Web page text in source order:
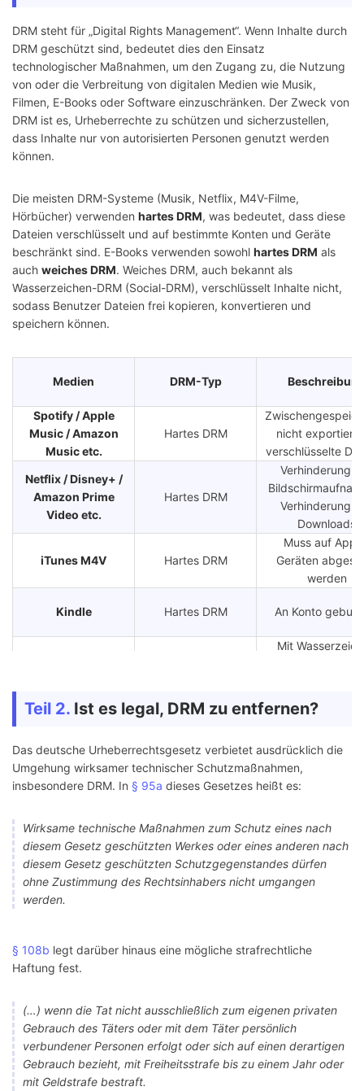
DRM steht für „Digital Rights Management“. Wenn Inhalte durch
DRM geschützt sind, bedeutet dies den Einsatz
technologischer Maßnahmen, um den Zugang zu, die Nutzung
von oder die Verbreitung von digitalen Medien wie Musik,
Filmen, E-Books oder Software einzuschränken. Der Zweck von
DRM ist es, Urheberrechte zu schützen und sicherzustellen,
dass Inhalte nur von autorisierten Personen genutzt werden
können.
Die meisten DRM-Systeme (Musik, Netflix, M4V-Filme,
Hörbücher) verwenden hartes DRM, was bedeutet, dass diese
Dateien verschlüsselt und auf bestimmte Konten und Geräte
beschränkt sind. E-Books verwenden sowohl hartes DRM als
auch weiches DRM. Weiches DRM, auch bekannt als
Wasserzeichen-DRM (Social-DRM), verschlüsselt Inhalte nicht,
sodass Benutzer Dateien frei kopieren, konvertieren und
speichern können.
Medien DRM-Typ
Spotify / Apple
Music / Amazon
Music etc.
Hartes DRM
nicht
verschlüsselte
Netflix / Disney+ /
Amazon Prime
Video etc.
Hartes DRM
Verhinderung
Verhinderung
Downloads
iTunes M4V Hartes DRM
Muss auf
Geräten
werden
Kindle Hartes DRM An Konto
Mit
Audible Hartes DRM
Verschlüsseltes
Teil 2. Ist es legal, DRM zu entfernen?
Das deutsche Urheberrechtsgesetz verbietet ausdrücklich die
Umgehung wirksamer technischer Schutzmaßnahmen,
insbesondere DRM. In § 95a dieses Gesetzes heißt es:
Wirksame technische Maßnahmen zum Schutz eines nach
diesem Gesetz geschützten Werkes oder eines anderen nach
diesem Gesetz geschützten Schutzgegenstandes dürfen
ohne Zustimmung des Rechtsinhabers nicht umgangen
werden.
§ 108b legt darüber hinaus eine mögliche strafrechtliche
Haftung fest.
(…) wenn die Tat nicht ausschließlich zum eigenen privaten
Gebrauch des Täters oder mit dem Täter persönlich
verbundener Personen erfolgt oder sich auf einen derartigen
Gebrauch bezieht, mit Freiheitsstrafe bis zu einem Jahr oder
mit Geldstrafe bestraft.